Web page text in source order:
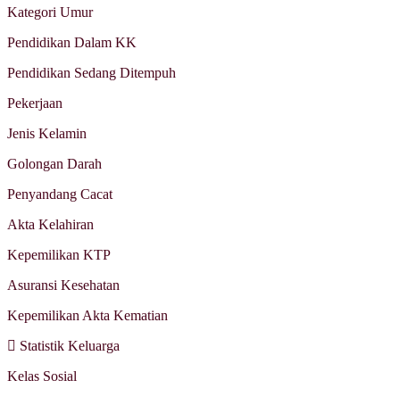
Kategori Umur
Pendidikan Dalam KK
Pendidikan Sedang Ditempuh
Pekerjaan
Jenis Kelamin
Golongan Darah
Penyandang Cacat
Akta Kelahiran
Kepemilikan KTP
Asuransi Kesehatan
Kepemilikan Akta Kematian
Statistik Keluarga
Kelas Sosial